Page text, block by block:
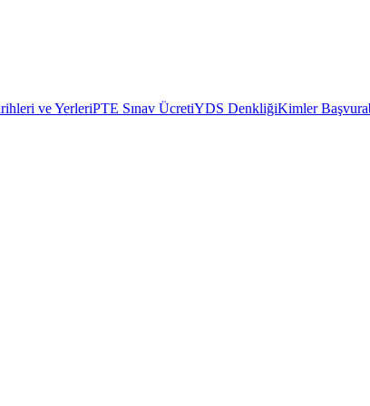
ve YerleriPTE Sınav ÜcretiYDS DenkliğiKimler